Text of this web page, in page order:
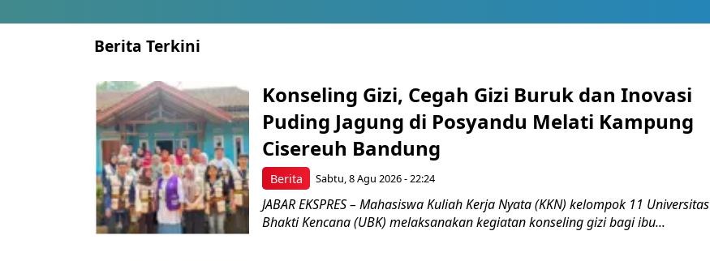
Berita Terkini
Berita
Konseling Gizi, Cegah Gizi Buruk dan Inovasi
Puding Jagung di Posyandu Melati Kampung
Cisereuh Bandung
Sabtu, 8 Agu 2026 - 22:24
JABAR EKSPRES – Mahasiswa Kuliah Kerja Nyata (KKN) kelompok 11 Universitas
Bhakti Kencana (UBK) melaksanakan kegiatan konseling gizi bagi ibu...